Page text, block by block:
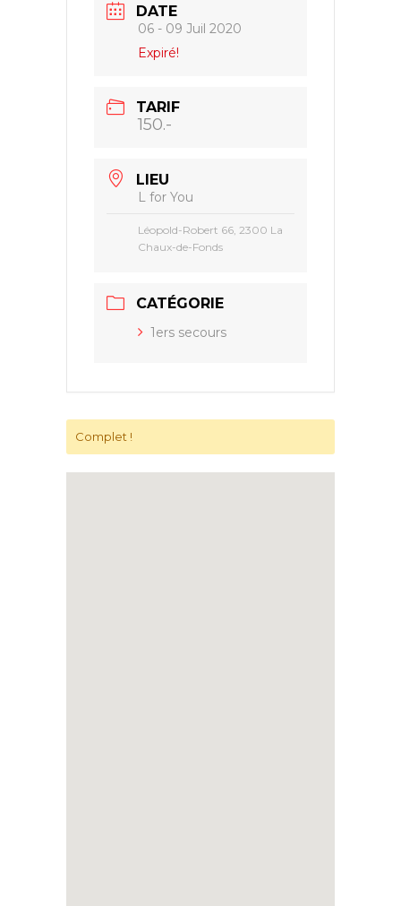
DATE
06 - 09 Juil 2020
Expiré!
TARIF
150.-
LIEU
L for You
Léopold-Robert 66, 2300 La
Chaux-de-Fonds
CATÉGORIE
1ers secours
Complet !